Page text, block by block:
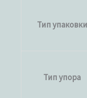
Тип упаковки
Тип упора